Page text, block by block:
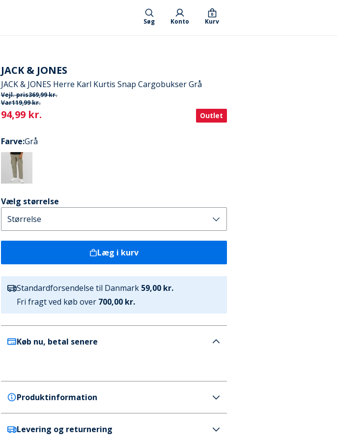
Søg Konto Kurv
0
JACK & JONES
JACK & JONES Herre Karl Kurtis Snap Cargobukser Grå
Vejl. pris369,99 kr.
Var119,99 kr.
Current
94,99 kr. Outlet
Farve:Grå
Vælg størrelse
Læg i kurv
Standardforsendelse til Danmark 59,00 kr.
Fri fragt ved køb over 700,00 kr.
Køb nu, betal senere
Produktinformation
JACK & JONES
Levering og returnering